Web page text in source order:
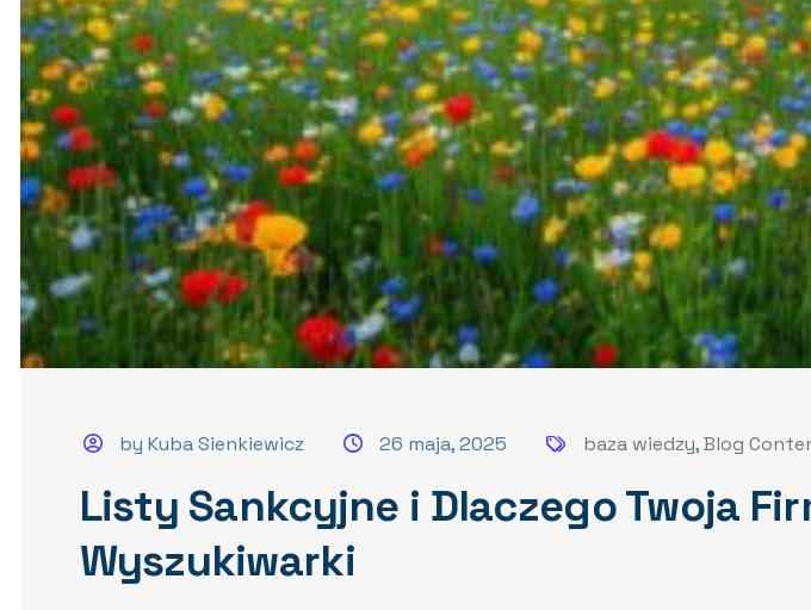
by Kuba Sienkiewicz 26 maja, 2025 baza wiedzy,Blog
Listy Sankcyjne i Dlaczego Twoja
Wyszukiwarki